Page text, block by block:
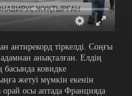
антирекорд тіркелді. Соңғы
анықталған. Елдің
басында ковидке
жетуі мүмкін екенін
осы аптада Францияда